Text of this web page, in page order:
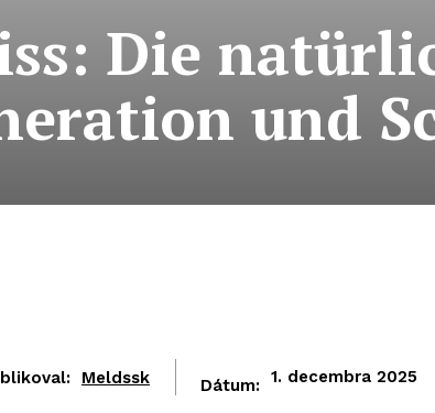
Die
und
Meldssk Dátum: 1. decembra 2025